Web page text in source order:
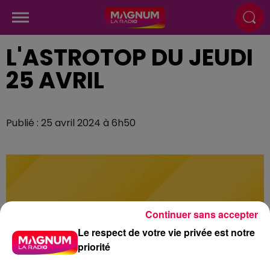
L'ASTROTOP DU JEUDI
25 AVRIL
Publié : 25 avril 2024 à 6h50
Le respect de votre vie privée est notre
priorité
Continuer sans accepter